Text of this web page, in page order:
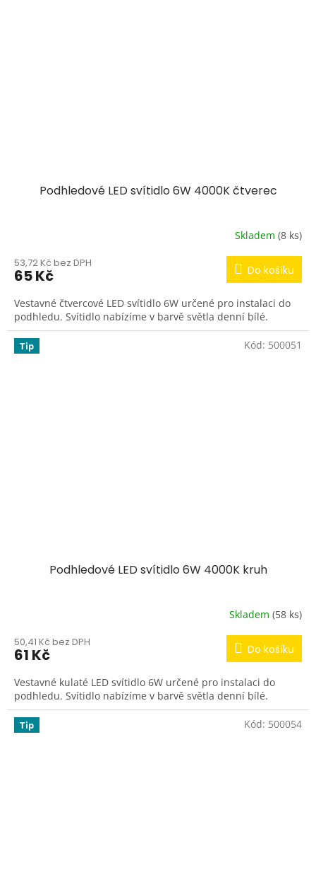
Podhledové LED svítidlo 6W 4000K čtverec
Skladem (8 ks)
53,72 Kč bez DPH
65 Kč Do košíku
Vestavné čtvercové LED svítidlo 6W určené pro instalaci do
podhledu. Svítidlo nabízíme v barvě světla denní bílé.
Tip
Podhledové LED svítidlo 6W 4000K kruh
Skladem (58 ks)
50,41 Kč bez DPH
61 Kč Do košíku
Vestavné kulaté LED svítidlo 6W určené pro instalaci do
podhledu. Svítidlo nabízíme v barvě světla denní bílé.
Kód: 500051
Tip Kód: 500054